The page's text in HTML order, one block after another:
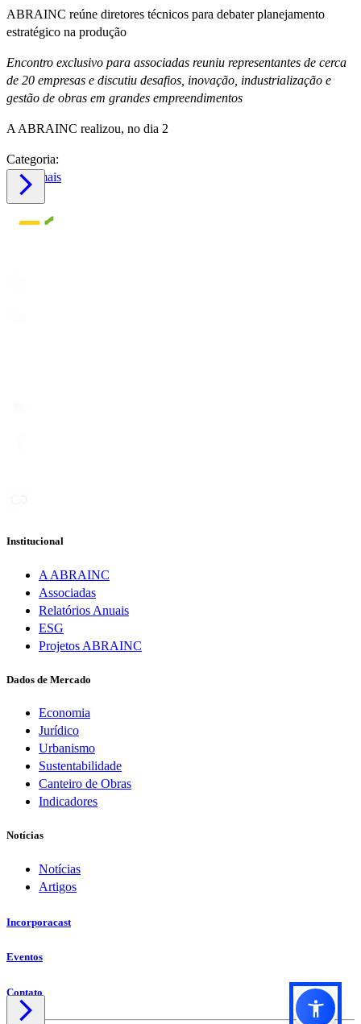
ABRAINC reúne diretores técnicos para debater planejamento
estratégico na produção
Encontro exclusivo para associadas reuniu representantes de cerca
de 20 empresas e discutiu desafios, inovação, industrialização e
gestão de obras em grandes empreendimentos
A ABRAINC realizou, no dia 2
Categoria:
Saiba mais

Institucional
A ABRAINC
Associadas
Relatórios Anuais
ESG
Projetos ABRAINC
Dados de Mercado
Economia
Jurídico
Urbanismo
Sustentabilidade
Canteiro de Obras
Indicadores
Notícias
Notícias
Artigos
Incorporacast
Eventos
Contato
